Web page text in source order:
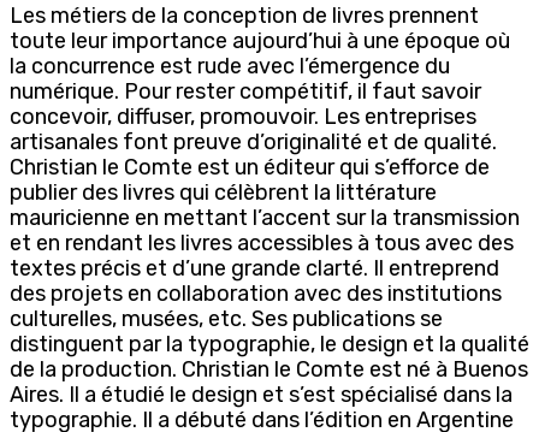
Les métiers de la conception de livres prennent
toute leur importance aujourd’hui à une époque où
la concurrence est rude avec l’émergence du
numérique. Pour rester compétitif, il faut savoir
concevoir, diffuser, promouvoir. Les entreprises
artisanales font preuve d’originalité et de qualité.
Christian le Comte est un éditeur qui s’efforce de
publier des livres qui célèbrent la littérature
mauricienne en mettant l’accent sur la transmission
et en rendant les livres accessibles à tous avec des
textes précis et d’une grande clarté. Il entreprend
des projets en collaboration avec des institutions
culturelles, musées, etc. Ses publications se
distinguent par la typographie, le design et la qualité
de la production. Christian le Comte est né à Buenos
Aires. Il a étudié le design et s’est spécialisé dans la
typographie. Il a débuté dans l’édition en Argentine